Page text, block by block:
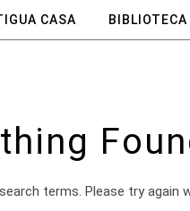
CASA BIBLIOTECA
terms. Please try again